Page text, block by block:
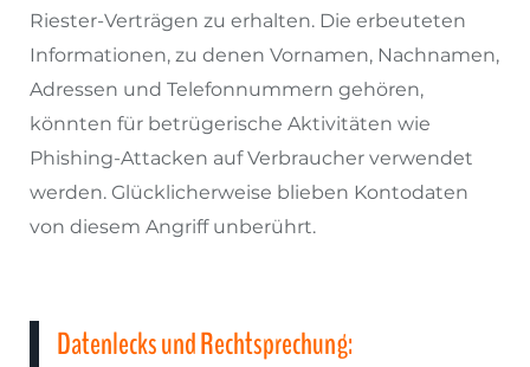
Riester-Verträgen zu erhalten. Die erbeuteten
Informationen, zu denen Vornamen, Nachnamen,
Adressen und Telefonnummern gehören,
könnten für betrügerische Aktivitäten wie
Phishing-Attacken auf Verbraucher verwendet
werden. Glücklicherweise blieben Kontodaten
von diesem Angriff unberührt.
Datenlecks und Rechtsprechung: